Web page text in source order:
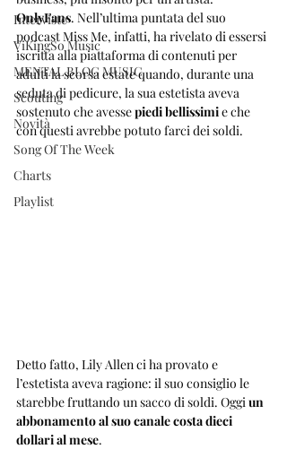
Interviste
ViKingSo Music
MENTAL BLOG MUSIC
Scouting
Novità
Song Of The Week
Charts
Playlist
OnlyFans. Nell’ultima puntata del suo
podcast Miss Me, infatti, ha rivelato di essersi
iscritta alla piattaforma di contenuti per
adulti la scorsa estate quando, durante una
seduta di pedicure, la sua estetista aveva
sostenuto che avesse piedi bellissimi e che
con questi avrebbe potuto farci dei soldi.
Detto fatto, Lily Allen ci ha provato e
l’estetista aveva ragione: il suo consiglio le
starebbe fruttando un sacco di soldi. Oggi un
abbonamento al suo canale costa dieci
dollari al mese.